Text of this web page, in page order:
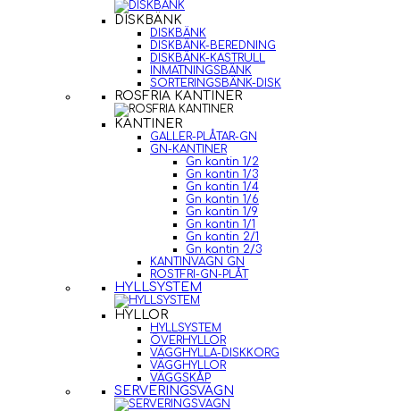
DISKBÄNK
DISKBÄNK
DISKBÄNK-BEREDNING
DISKBÄNK-KASTRULL
INMATNINGSBÄNK
SORTERINGSBÄNK-DISK
ROSFRIA KANTINER
KANTINER
GALLER-PLÅTAR-GN
GN-KANTINER
Gn kantin 1/2
Gn kantin 1/3
Gn kantin 1/4
Gn kantin 1/6
Gn kantin 1/9
Gn kantin 1/1
Gn kantin 2/1
Gn kantin 2/3
KANTINVAGN GN
ROSTFRI-GN-PLÅT
HYLLSYSTEM
HYLLOR
HYLLSYSTEM
ÖVERHYLLOR
VÄGGHYLLA-DISKKORG
VÄGGHYLLOR
VÄGGSKÅP
SERVERINGSVAGN